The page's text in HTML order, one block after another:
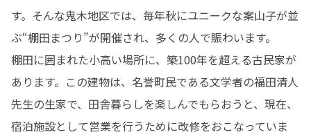
す。そんな鬼木地区では、毎年秋にユニークな案山子が並
ぶ“棚田まつり”が開催され、多くの人で賑わいます。
棚田に囲まれた小高い場所に、築100年を超える古民家が
あります。この建物は、名誉町民である文学者の福田清人
先生の生家で、田舎暮らしを楽しんでもらおうと、現在、
宿泊施設として営業を行うために改修をおこなっていま